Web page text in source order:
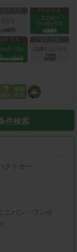
件検索
クトカー
ニバン・ワンボ